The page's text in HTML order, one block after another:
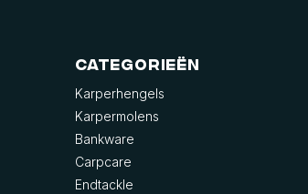
Categorieën
Karperhengels
Karpermolens
Bankware
Carpcare
Endtackle